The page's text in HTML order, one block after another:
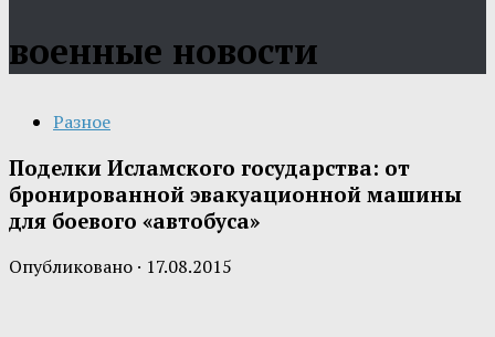
военные новости
Разное
Поделки Исламского государства: от
бронированной эвакуационной машины
для боевого «автобуса»
Опубликовано · 17.08.2015